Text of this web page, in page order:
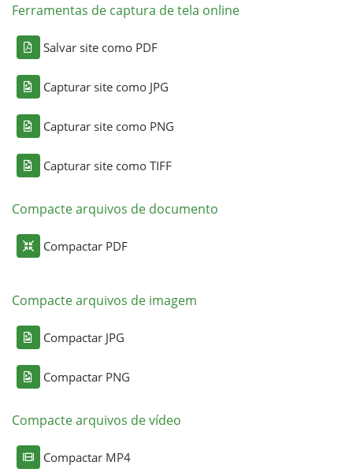
Ferramentas de captura de tela online
Salvar site como PDF
Capturar site como JPG
Capturar site como PNG
Capturar site como TIFF
Compacte arquivos de documento
Compactar PDF
Compacte arquivos de imagem
Compactar JPG
Compactar PNG
Compacte arquivos de vídeo
Compactar MP4